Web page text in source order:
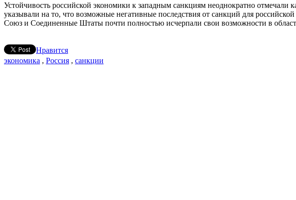
Устойчивость российской экономики к западным санкциям неоднократно
указывали на то, что возможные негативные последствия от санкций для
Союз и Соединенные Штаты почти полностью исчерпали свои возможности в
Нравится
экономика , Россия , санкции